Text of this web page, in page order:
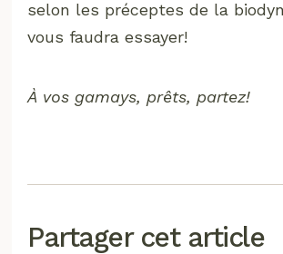
selon les préceptes de la
vous faudra essayer!
À vos gamays, prêts, partez!
Partager cet article